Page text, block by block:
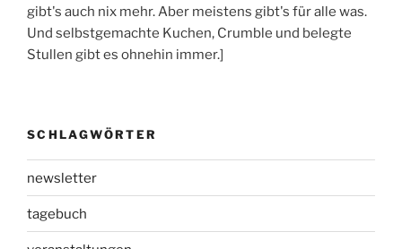
gibt's auch nix mehr. Aber meistens gibt's für alle was.
Und selbstgemachte Kuchen, Crumble und belegte
Stullen gibt es ohnehin immer.]
SCHLAGWÖRTER
newsletter
tagebuch